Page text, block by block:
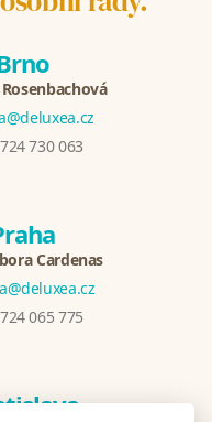
730 063
Cardenas
065 775